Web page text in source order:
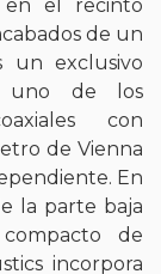
en el recinto
de un
un exclusivo
uno de los
con
de Vienna
En
la parte baja
de
incorpora